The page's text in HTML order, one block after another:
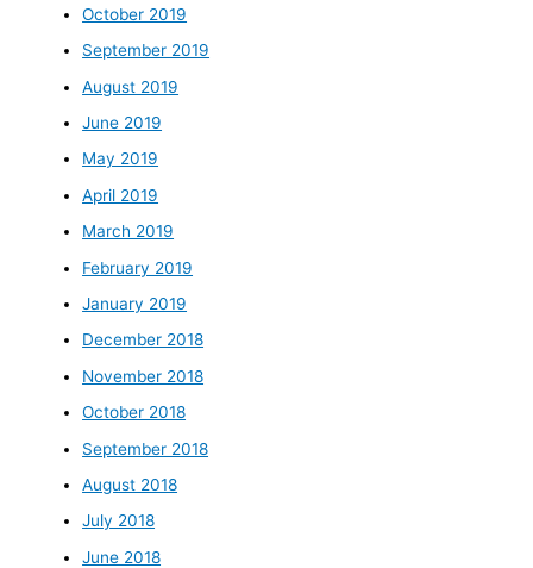
October 2019
September 2019
August 2019
June 2019
May 2019
April 2019
March 2019
February 2019
January 2019
December 2018
November 2018
October 2018
September 2018
August 2018
July 2018
June 2018